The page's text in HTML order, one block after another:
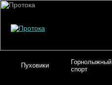
Пуховики
Горнолыжный
спорт